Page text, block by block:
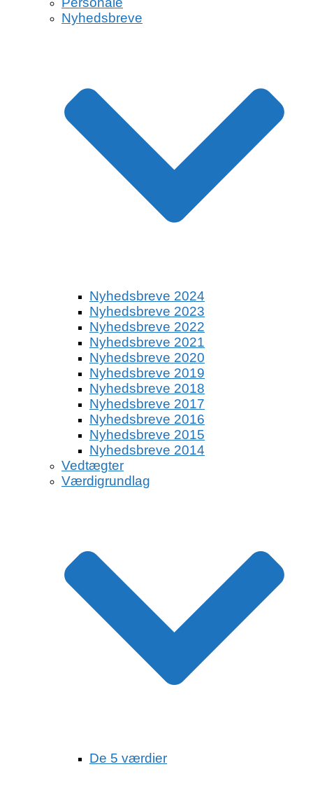
Nyhedsbreve
Nyhedsbreve 2024
Nyhedsbreve 2023
Nyhedsbreve 2022
Nyhedsbreve 2021
Nyhedsbreve 2020
Nyhedsbreve 2019
Nyhedsbreve 2018
Nyhedsbreve 2017
Nyhedsbreve 2016
Nyhedsbreve 2015
Nyhedsbreve 2014
Vedtægter
Værdigrundlag
De 5 værdier